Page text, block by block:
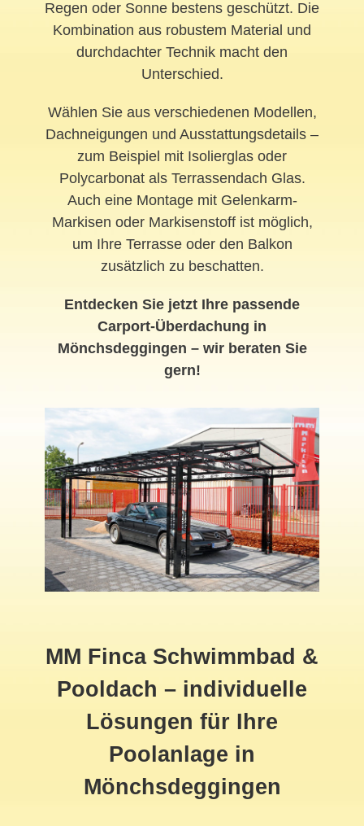
Regen oder Sonne bestens geschützt. Die
Kombination aus robustem Material und
durchdachter Technik macht den
Unterschied.
Wählen Sie aus verschiedenen Modellen,
Dachneigungen und Ausstattungsdetails –
zum Beispiel mit Isolierglas oder
Polycarbonat als Terrassendach Glas.
Auch eine Montage mit Gelenkarm-
Markisen oder Markisenstoff ist möglich,
um Ihre Terrasse oder den Balkon
zusätzlich zu beschatten.
Entdecken Sie jetzt Ihre passende
Carport-Überdachung in
Mönchsdeggingen – wir beraten Sie
gern!
MM Finca Schwimmbad &
Pooldach – individuelle
Lösungen für Ihre
Poolanlage in
Mönchsdeggingen